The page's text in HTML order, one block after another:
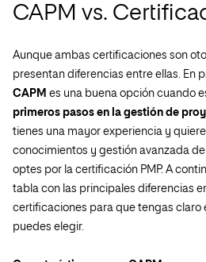
CAPM vs.
Aunque ambas certificaciones son
presentan diferencias entre ellas. En
CAPM es una buena opción cuando
primeros pasos en la gestión de
tienes una mayor experiencia y
conocimientos y gestión avanzada
optes por la certificación PMP. A
tabla con las principales diferencias
certificaciones para que tengas claro
puedes elegir.